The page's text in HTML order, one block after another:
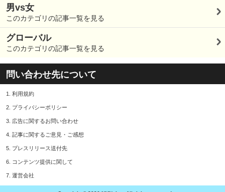
男vs女
このカテゴリの記事一覧を見る
グローバル
このカテゴリの記事一覧を見る
問い合わせ先について
1. 利用規約
2. プライバシーポリシー
3. 広告に関するお問い合わせ
4. 記事に関するご意見・ご感想
5. プレスリリース送付先
6. コンテンツ提供に関して
7. 運営会社